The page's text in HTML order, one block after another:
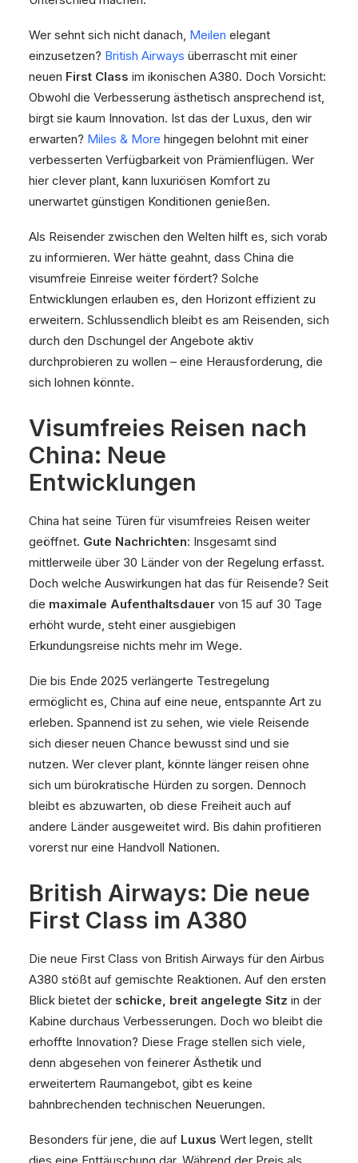
Wer sehnt sich nicht danach, Meilen elegant
einzusetzen? British Airways überrascht mit einer
neuen First Class im ikonischen A380. Doch Vorsicht:
Obwohl die Verbesserung ästhetisch ansprechend ist,
birgt sie kaum Innovation. Ist das der Luxus, den wir
erwarten? Miles & More hingegen belohnt mit einer
verbesserten Verfügbarkeit von Prämienflügen. Wer
hier clever plant, kann luxuriösen Komfort zu
unerwartet günstigen Konditionen genießen.
Als Reisender zwischen den Welten hilft es, sich vorab
zu informieren. Wer hätte geahnt, dass China die
visumfreie Einreise weiter fördert? Solche
Entwicklungen erlauben es, den Horizont effizient zu
erweitern. Schlussendlich bleibt es am Reisenden, sich
durch den Dschungel der Angebote aktiv
durchprobieren zu wollen – eine Herausforderung, die
sich lohnen könnte.
Visumfreies Reisen nach
China: Neue
Entwicklungen
China hat seine Türen für visumfreies Reisen weiter
geöffnet. Gute Nachrichten: Insgesamt sind
mittlerweile über 30 Länder von der Regelung erfasst.
Doch welche Auswirkungen hat das für Reisende? Seit
die maximale Aufenthaltsdauer von 15 auf 30 Tage
erhöht wurde, steht einer ausgiebigen
Erkundungsreise nichts mehr im Wege.
Die bis Ende 2025 verlängerte Testregelung
ermöglicht es, China auf eine neue, entspannte Art zu
erleben. Spannend ist zu sehen, wie viele Reisende
sich dieser neuen Chance bewusst sind und sie
nutzen. Wer clever plant, könnte länger reisen ohne
sich um bürokratische Hürden zu sorgen. Dennoch
bleibt es abzuwarten, ob diese Freiheit auch auf
andere Länder ausgeweitet wird. Bis dahin profitieren
vorerst nur eine Handvoll Nationen.
British Airways: Die neue
First Class im A380
Die neue First Class von British Airways für den Airbus
A380 stößt auf gemischte Reaktionen. Auf den ersten
Blick bietet der schicke, breit angelegte Sitz in der
Kabine durchaus Verbesserungen. Doch wo bleibt die
erhoffte Innovation? Diese Frage stellen sich viele,
denn abgesehen von feinerer Ästhetik und
erweitertem Raumangebot, gibt es keine
bahnbrechenden technischen Neuerungen.
Besonders für jene, die auf Luxus Wert legen, stellt